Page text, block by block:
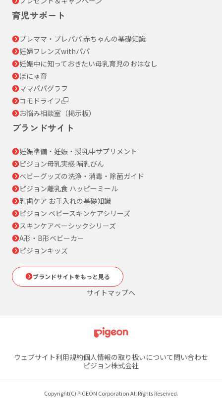
育児サポート
プレママ・プレパパ 赤ちゃんの基礎知識
妊婦フレンズwithパパ
妊娠中に知っておきたい母乳育児のおはなし
ぼにゅ育
ママパパグラフ
コモドライフ
お悩み相談室（掲示板）
ブランドサイト
妊娠準備・妊娠・授乳中サプリメント
ピジョン母乳実感 哺乳びん
ベビーグッズの洗浄・消毒・除菌ガイド
ピジョン離乳食 ハッピーミール
乳歯ケア お手入れの基礎知識
ピジョン ベビースキンケアシリーズ
スキンケアベーシックシリーズ
A形・B形ベビーカー
ピジョンキッズ
ブランドサイトをもっと見る
サイトマップへ
ウェブサイト利用規約個人情報の取り扱いについて問い合わせ
ピジョン株式会社
Copyright(C) PIGEON Corporation All Rights Reserved.